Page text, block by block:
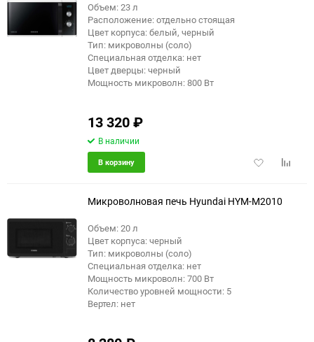
Объем: 23 л
Расположение: отдельно стоящая
Цвет корпуса: белый, черный
Тип: микроволны (соло)
Специальная отделка: нет
Цвет дверцы: черный
Мощность микроволн: 800 Вт
13 320₽
В наличии
Добавить
В корзину
еще 2 фото
Микроволновая печь Hyundai HYM-M2010
Объем: 20 л
Цвет корпуса: черный
Тип: микроволны (соло)
Специальная отделка: нет
Мощность микроволн: 700 Вт
Количество уровней мощности: 5
Вертел: нет